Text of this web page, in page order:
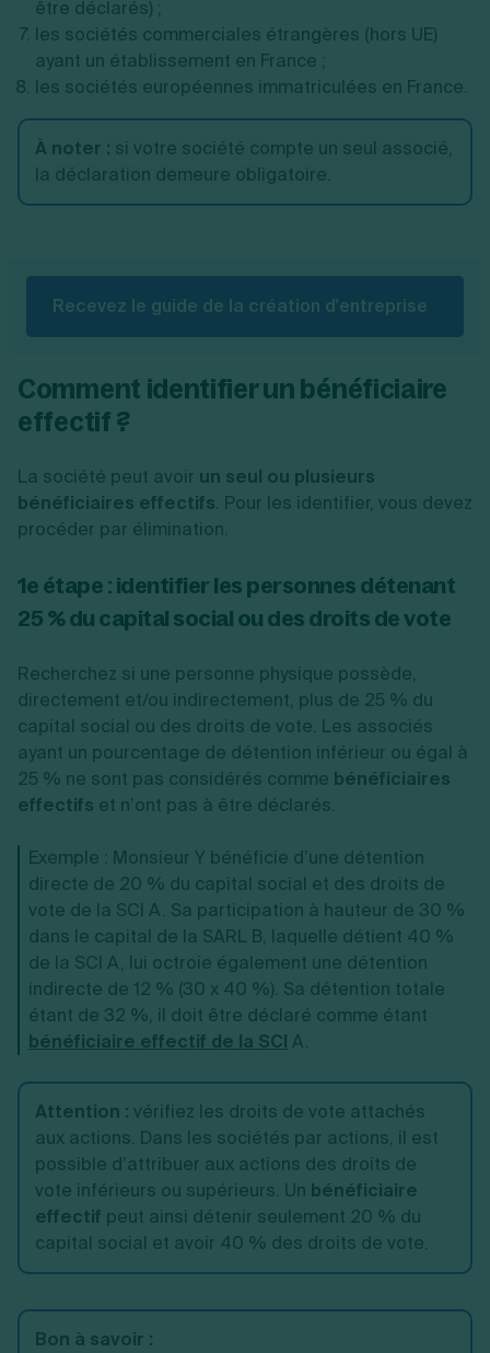
être déclarés) ;
les sociétés commerciales étrangères (hors UE)
ayant un établissement en France ;
les sociétés européennes immatriculées en France.
À noter : si votre société compte un seul associé,
la déclaration demeure obligatoire.
Recevez le guide de la création d'entreprise
Comment identifier un bénéficiaire
effectif ?
La société peut avoir un seul ou plusieurs
bénéficiaires effectifs. Pour les identifier, vous devez
procéder par élimination.
1e étape : identifier les personnes détenant
25 % du capital social ou des droits de vote
Recherchez si une personne physique possède,
directement et/ou indirectement, plus de 25 % du
capital social ou des droits de vote. Les associés
ayant un pourcentage de détention inférieur ou égal à
25 % ne sont pas considérés comme bénéficiaires
effectifs et n’ont pas à être déclarés.
Exemple : Monsieur Y bénéficie d’une détention
directe de 20 % du capital social et des droits de
vote de la SCI A. Sa participation à hauteur de 30 %
dans le capital de la SARL B, laquelle détient 40 %
de la SCI A, lui octroie également une détention
indirecte de 12 % (30 x 40 %). Sa détention totale
étant de 32 %, il doit être déclaré comme étant
bénéficiaire effectif de la SCI A.
Attention : vérifiez les droits de vote attachés
aux actions. Dans les sociétés par actions, il est
possible d’attribuer aux actions des droits de
vote inférieurs ou supérieurs. Un bénéficiaire
effectif peut ainsi détenir seulement 20 % du
capital social et avoir 40 % des droits de vote.
Bon à savoir :